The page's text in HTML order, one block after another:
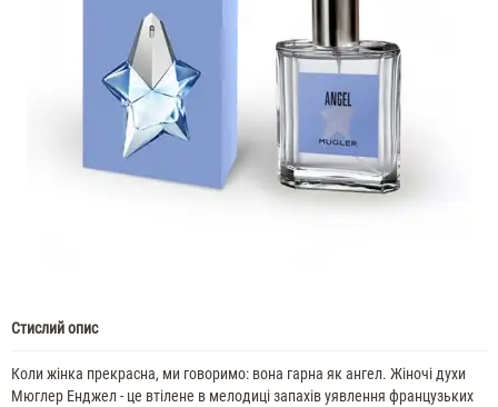
Стислий опис
Коли жінка прекрасна, ми говоримо: вона гарна як ангел. Жіночі духи
Мюглер Енджел - це втілене в мелодиці запахів уявлення французьких